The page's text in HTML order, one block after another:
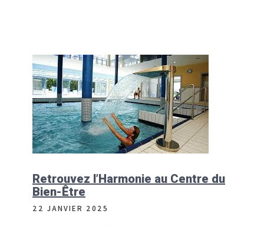
Retrouvez l’Harmonie au Centre du
Bien-Être
22 JANVIER 2025